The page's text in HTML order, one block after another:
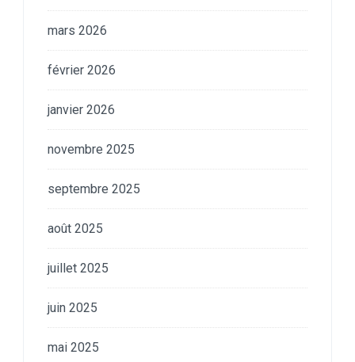
mars 2026
février 2026
janvier 2026
novembre 2025
septembre 2025
août 2025
juillet 2025
juin 2025
mai 2025